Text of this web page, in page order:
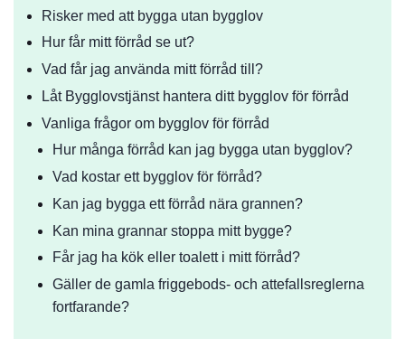
Risker med att bygga utan bygglov
Hur får mitt förråd se ut?
Vad får jag använda mitt förråd till?
Låt Bygglovstjänst hantera ditt bygglov för förråd
Vanliga frågor om bygglov för förråd
Hur många förråd kan jag bygga utan bygglov?
Vad kostar ett bygglov för förråd?
Kan jag bygga ett förråd nära grannen?
Kan mina grannar stoppa mitt bygge?
Får jag ha kök eller toalett i mitt förråd?
Gäller de gamla friggebods- och attefallsreglerna
fortfarande?